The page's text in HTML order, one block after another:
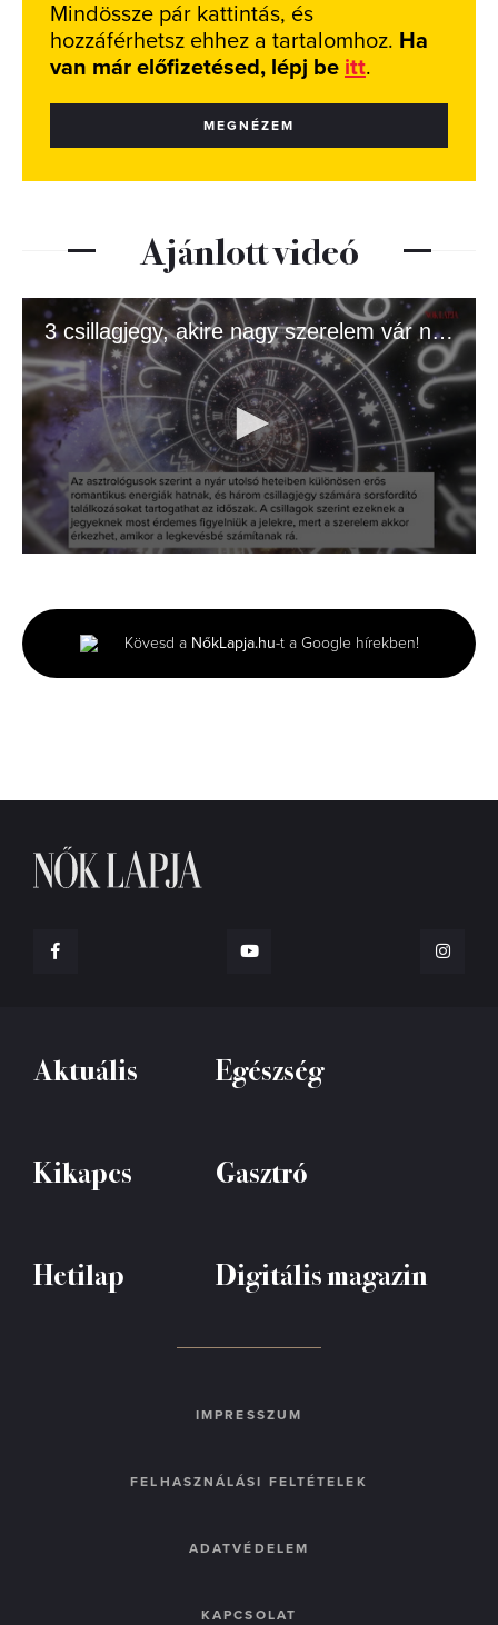
Mindössze pár kattintás, és
hozzáférhetsz ehhez a tartalomhoz. Ha
van már előfizetésed, lépj be itt.
MEGNÉZEM
Ajánlott videó
3 csillagjegy, akire nagy szerelem vár nyáron
minute,
16
seconds
Kövesd a NőkLapja.hu-t a Google hírekben!
Aktuális Egészség
Kikapcs Gasztró
Hetilap Digitális magazin
IMPRESSZUM
FELHASZNÁLÁSI FELTÉTELEK
ADATVÉDELEM
KAPCSOLAT